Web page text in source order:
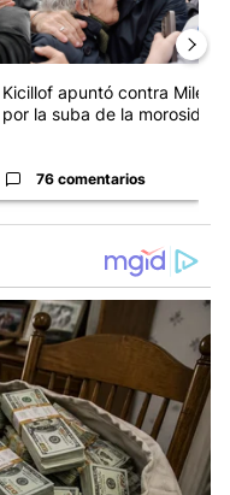
Kicillof apuntó contra Milei
por la suba de la morosida...
76 comentarios